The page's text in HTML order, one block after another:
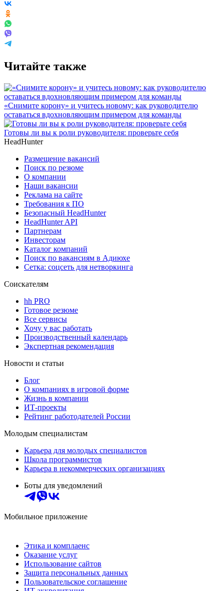
Читайте также
«Снимите корону» и учитесь новому: как руководителю
оставаться вдохновляющим примером для команды
Готовы ли вы к роли руководителя: проверьте себя
HeadHunter
Размещение вакансий
Поиск по резюме
О компании
Наши вакансии
Реклама на сайте
Требования к ПО
Безопасный HeadHunter
HeadHunter API
Партнерам
Инвесторам
Каталог компаний
Поиск по вакансиям в Адиюхе
Сетка: соцсеть для нетворкинга
Соискателям
hh PRO
Готовое резюме
Все сервисы
Хочу у вас работать
Производственный календарь
Экспертная рекомендация
Новости и статьи
Блог
О компаниях в игровой форме
Жизнь в компании
ИТ-проекты
Рейтинг работодателей России
Молодым специалистам
Карьера для молодых специалистов
Школа программистов
Карьера в некоммерческих организациях
Боты для уведомлений
Мобильное приложение
Этика и комплаенс
Оказание услуг
Использование сайтов
Защита персональных данных
Пользовательское соглашение